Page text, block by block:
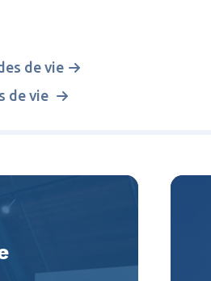
de vie
de vie